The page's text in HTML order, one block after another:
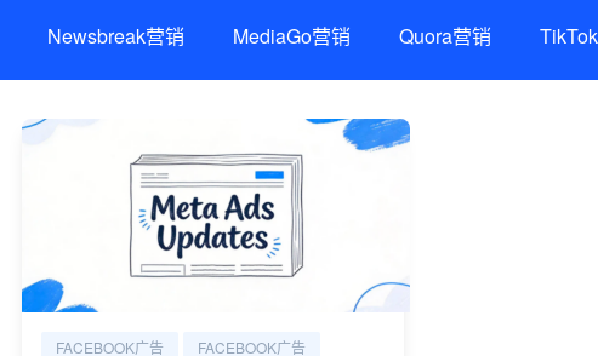
Newsbreak营销 MediaGo营销 Quora营销
FACEBOOK广告 FACEBOOK广告